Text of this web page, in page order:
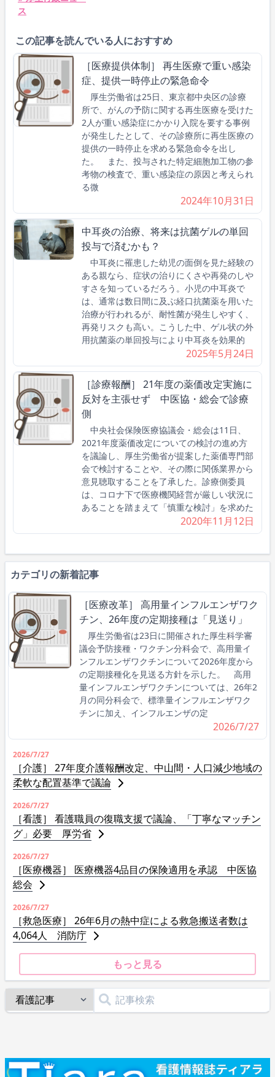
ス
この記事を読んでいる人におすすめ
［医療提供体制］ 再生医療で重い感染
症、提供一時停止の緊急命令
厚生労働省は25日、東京都中央区の診療
所で、がんの予防に関する再生医療を受けた
2人が重い感染症にかかり入院を要する事例
が発生したとして、その診療所に再生医療の
提供の一時停止を求める緊急命令を出し
た。 また、投与された特定細胞加工物の参
考物の検査で、重い感染症の原因と考えられ
る微
2024年10月31日
中耳炎の治療、将来は抗菌ゲルの単回
投与で済むかも？
中耳炎に罹患した幼児の面倒を見た経験の
ある親なら、症状の治りにくさや再発のしや
すさを知っているだろう。小児の中耳炎で
は、通常は数日間に及ぶ経口抗菌薬を用いた
治療が行われるが、耐性菌が発生しやすく、
再発リスクも高い。こうした中、ゲル状の外
用抗菌薬の単回投与により中耳炎を効果的
2025年5月24日
［診療報酬］ 21年度の薬価改定実施に
反対を主張せず 中医協・総会で診療
側
中央社会保険医療協議会・総会は11日、
2021年度薬価改定についての検討の進め方
を議論し、厚生労働省が提案した薬価専門部
会で検討することや、その際に関係業界から
意見聴取することを了承した。診療側委員
は、コロナ下で医療機関経営が厳しい状況に
あることを踏まえて「慎重な検討」を求めた
2020年11月12日
カテゴリの新着記事
［医療改革］ 高用量インフルエンザワク
チン、26年度の定期接種は「見送り」
厚生労働省は23日に開催された厚生科学審
議会予防接種・ワクチン分科会で、高用量イ
ンフルエンザワクチンについて2026年度から
の定期接種化を見送る方針を示した。 高用
量インフルエンザワクチンについては、26年2
月の同分科会で、標準量インフルエンザワク
チンに加え、インフルエンザの定
2026/7/27
2026/7/27
［介護］ 27年度介護報酬改定、中山間・人口減少地域の
柔軟な配置基準で議論
2026/7/27
［看護］ 看護職員の復職支援で議論、「丁寧なマッチン
グ」必要 厚労省
2026/7/27
［医療機器］ 医療機器4品目の保険適用を承認 中医協
総会
2026/7/27
［救急医療］ 26年6月の熱中症による救急搬送者数は
4,064人 消防庁
もっと見る